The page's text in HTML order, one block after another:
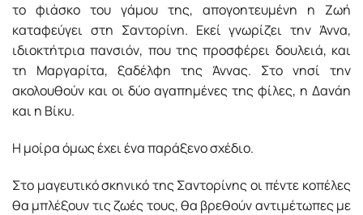
το φιάσκο του γάμου της, απογοητευμένη η Ζωή
καταφεύγει στη Σαντορίνη. Εκεί γνωρίζει την Άννα,
ιδιοκτήτρια πανσιόν, που της προσφέρει δουλειά, και
τη Μαργαρίτα, ξαδέλφη της Άννας. Στο νησί την
ακολουθούν και οι δύο αγαπημένες της φίλες, η Δανάη
και η Βίκυ.
Η μοίρα όμως έχει ένα παράξενο σχέδιο.
Στο μαγευτικό σκηνικό της Σαντορίνης οι πέντε κοπέλες
θα μπλέξουν τις ζωές τους, θα βρεθούν αντιμέτωπες με